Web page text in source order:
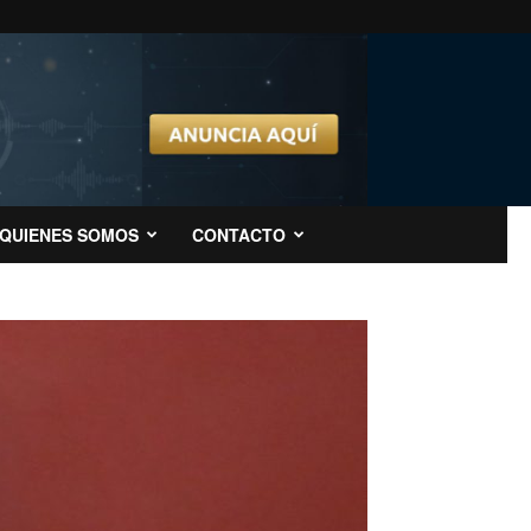
QUIENES SOMOS CONTACTO